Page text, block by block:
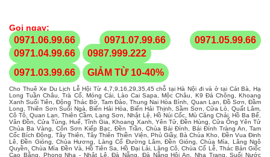
Gọi ngay:
0971.06.99.66 0971.07.99.66
0971.05.99.66
0971.04.99.66
0987.999.222
0971.03.99.66
GIẢM TỪ 10-40%
Cho Thuê Xe Du Lịch Lễ Hội Từ 4,7,9,16,29,35,45 chỗ tại Hà Nội đi và ở tại Cát Bà, Hạ
Long Tuần Châu, Trà Cổ, Móng Cái, Lào Cai Sapa, Mộc Châu, K9 Đá Chông, Khoang
Xanh Suối Tiên, Động Thác Bờ, Tam Đảo, Thung Nai Hòa Bình, Quan Lạn, Đồ Sơn, Đầm
Long, Thiên Sơn Suối Ngà, Biển Hải Hòa, Biển Hải Thịnh, Sầm Sơn, Cửa Lò, Quất Lâm,
Cô Tô, Quan Lạn, Thiên Cầm, Lạng Sơn, Nhật Lệ, Hồ Núi Cốc, Mù Căng Chải, Hồ Ba Bể,
Vân Đồn, Cửa Tùng, Huế, Tĩnh Gia, Khoang Xanh, Yên Tử, Đền Hùng, Cửa Ông Yên Tử
Chùa Ba Vàng, Côn Sơn Kiếp Bạc, Đền Trần, Chùa Bái Đính, Bái Đính Tràng An, Tam
Cốc Bích Động, Tây Thiên, Tây Thiên Thiền Viện, Phủ Giầy, Bà Chúa Kho, Đền Vua Đinh
Lê, Đền Gióng, Chùa Hương, Làng Cổ Đường Lâm, Đền Gióng, Chùa Mía, Lăng Ngô
Quyền, Chùa Mía Đền Và, Hồ Tiên Sa, Hồ Đại Lải, Lăng Cô, Chùa Cổ Lễ, Thác Bản Giốc
Cao Bằng, Phong Nha - Nhật Lệ, Đà Nẵng, Đà Nẵng Hội An, Nha Trang, Suối Nước